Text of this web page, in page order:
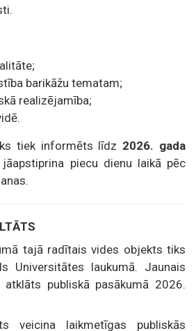
barikāžu tematam;
realizējamība;
tiek informēts līdz 2026. gada
piecu dienu laikā pēc
tajā radītais vides objekts tiks
Universitātes laukumā. Jaunais
publiskā pasākumā 2026.
veicina laikmetīgas publiskās